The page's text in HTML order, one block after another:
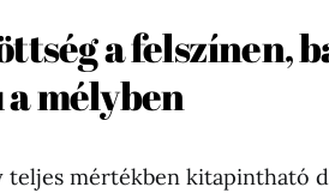
a felszínen,
mélyben
teljes mértékben kitapintható